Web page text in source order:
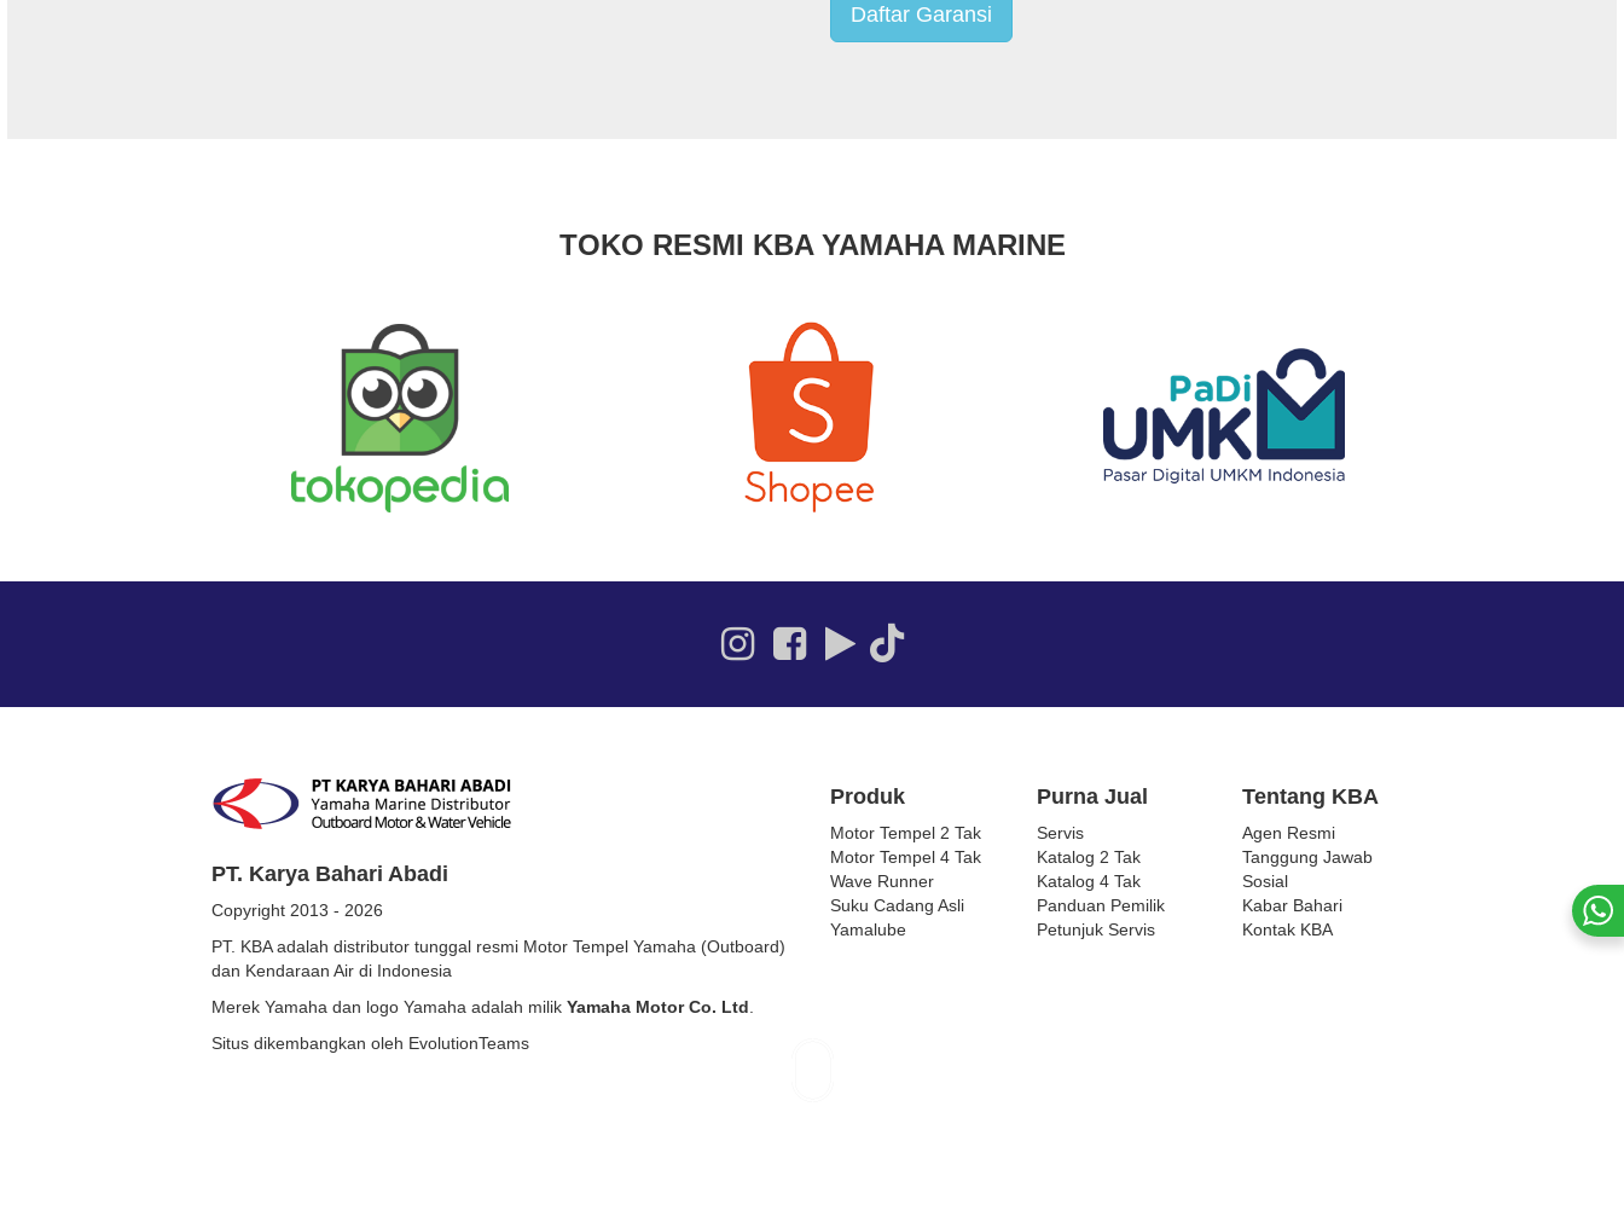
Daftar Garansi
TOKO RESMI KBA YAMAHA MARINE
PT. Karya Bahari Abadi
Copyright 2013 - 2026
PT. KBA adalah distributor tunggal resmi Motor Tempel Yamaha (Outboard)
dan Kendaraan Air di Indonesia
Merek Yamaha dan logo Yamaha adalah milik Yamaha Motor Co. Ltd
Situs dikembangkan oleh EvolutionTeams
Produk
Motor Tempel 2 Tak
Motor Tempel 4 Tak
Wave Runner
Suku Cadang Asli
Yamalube
Purna Jual
Servis
Katalog 2 Tak
Katalog 4 Tak
Panduan Pemilik
Petunjuk Servis
Tentang KBA
Agen Resmi
Tanggung Jawab
Sosial
Kabar Bahari
Kontak KBA